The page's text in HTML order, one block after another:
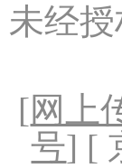
未经
[网上
号] [